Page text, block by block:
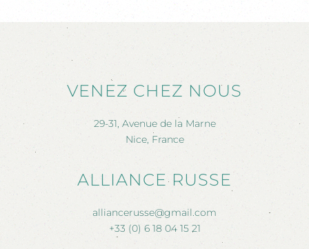
VENEZ CHEZ NOUS
29-31, Avenue de la Marne
Nice, France
ALLIANCE RUSSE
alliancerusse@gmail.com
+33 (0) 6 18 04 15 21